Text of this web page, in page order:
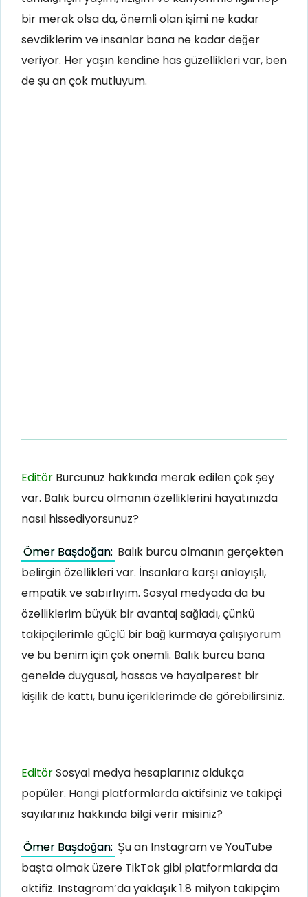
bir merak olsa da, önemli olan işimi ne kadar
sevdiklerim ve insanlar bana ne kadar değer
veriyor. Her yaşın kendine has güzellikleri var, ben
de şu an çok mutluyum.
Editör Burcunuz hakkında merak edilen çok şey
var. Balık burcu olmanın özelliklerini hayatınızda
nasıl hissediyorsunuz?
Ömer Başdoğan: Balık burcu olmanın gerçekten
belirgin özellikleri var. İnsanlara karşı anlayışlı,
empatik ve sabırlıyım. Sosyal medyada da bu
özelliklerim büyük bir avantaj sağladı, çünkü
takipçilerimle güçlü bir bağ kurmaya çalışıyorum
ve bu benim için çok önemli. Balık burcu bana
genelde duygusal, hassas ve hayalperest bir
kişilik de kattı, bunu içeriklerimde de görebilirsiniz.
EditörSosyal medya hesaplarınız oldukça
popüler. Hangi platformlarda aktifsiniz ve takipçi
sayılarınız hakkında bilgi verir misiniz?
Ömer Başdoğan: Şu an Instagram ve YouTube
başta olmak üzere TikTok gibi platformlarda da
aktifiz. Instagram’da yaklaşık 1.8 milyon takipçim